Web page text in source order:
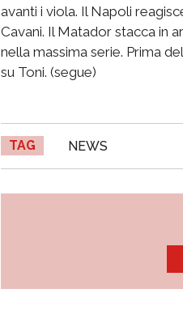
avanti i viola. Il Napoli
Cavani. Il Matador stacca in
nella massima serie. Prima
su Toni. (segue)
TAG NEWS